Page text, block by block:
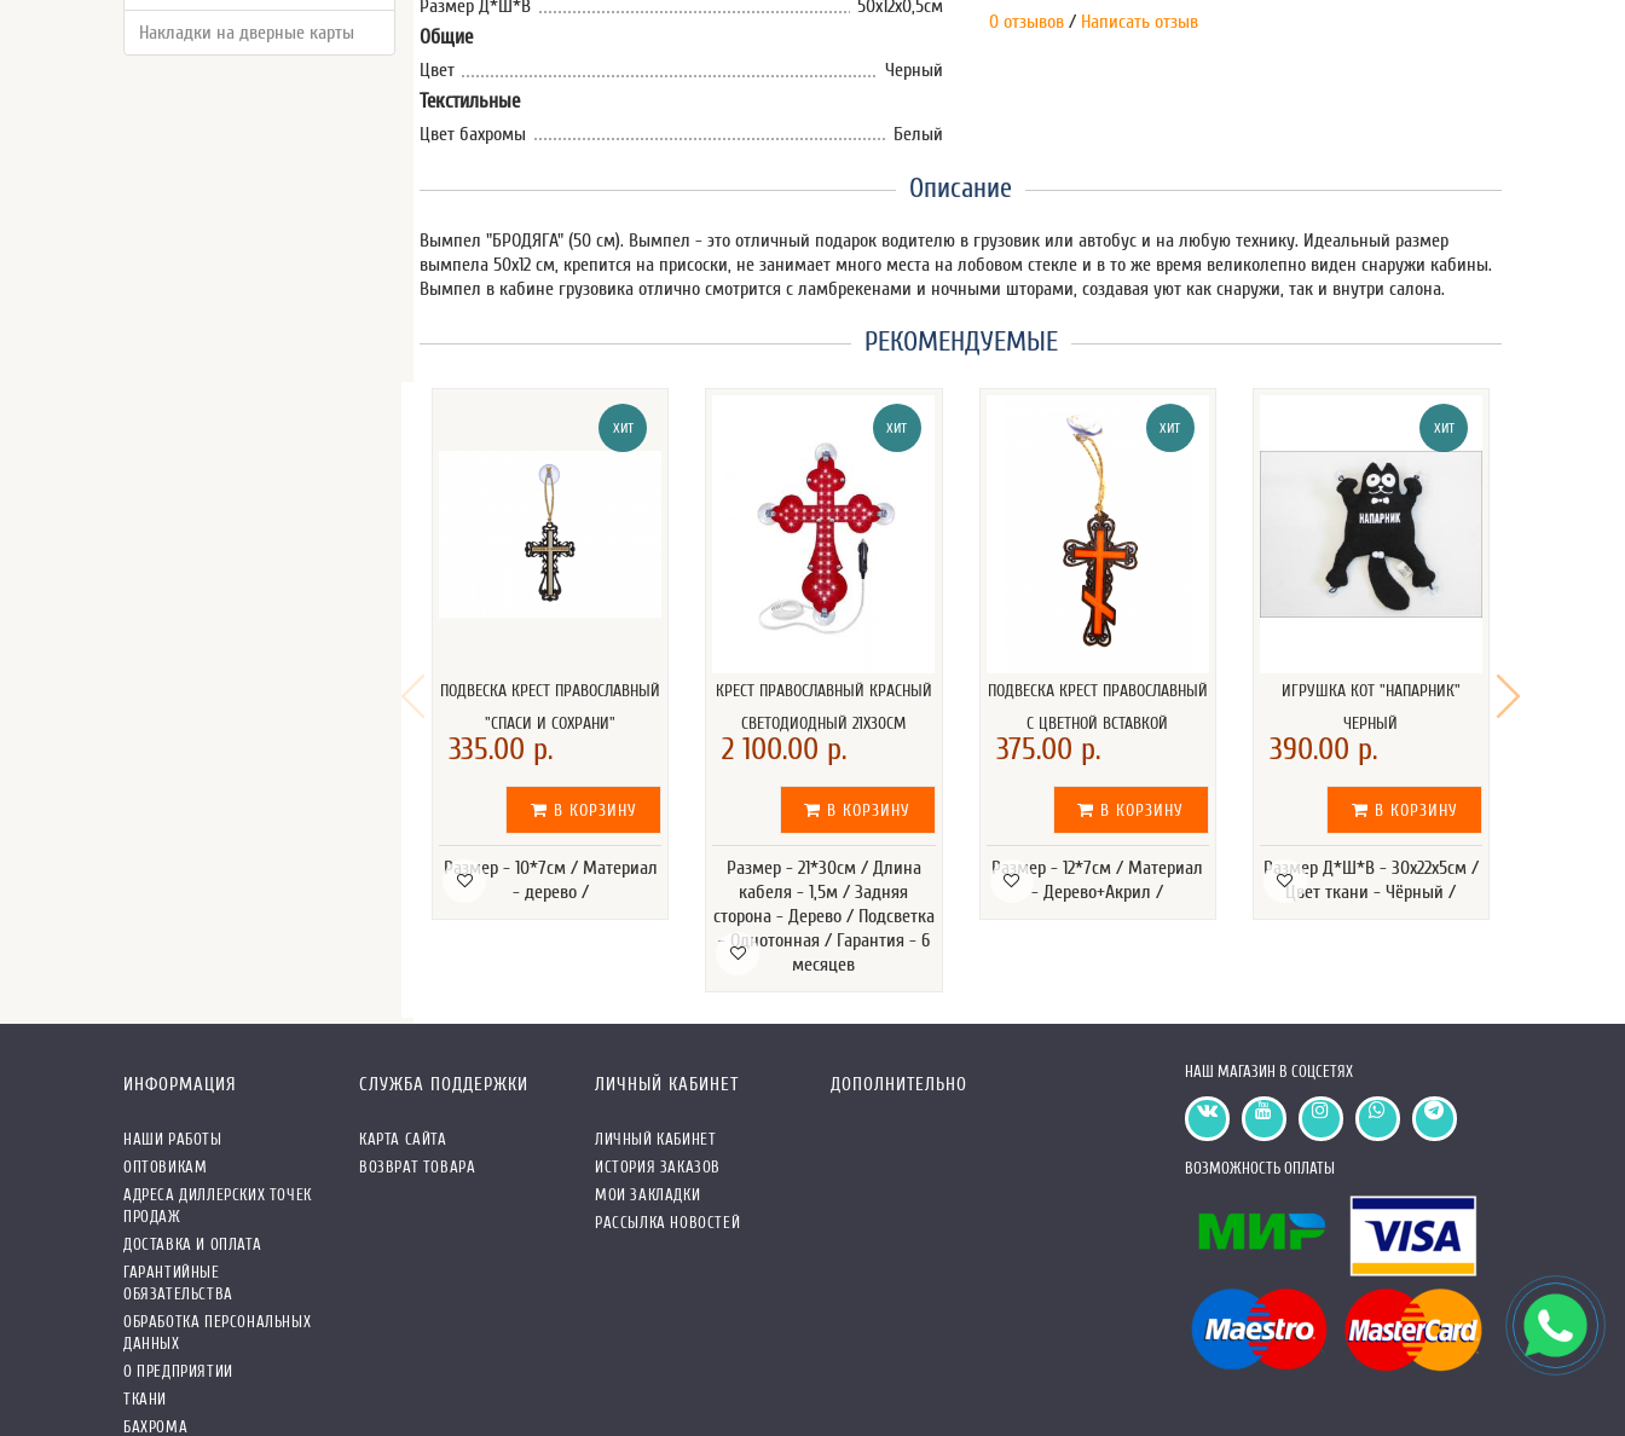
Накладки на дверные карты
Размер Д*Ш*В 50х12х0,5см
Общие
Цвет Черный
Текстильные
Цвет бахромы Белый
0 отзывов / Написать отзыв
Описание
Вымпел "БРОДЯГА" (50 см). Вымпел - это отличный подарок водителю в грузовик или автобус и на любую технику. Идеальный размер
вымпела 50х12 см, крепится на присоски, не занимает много места на лобовом стекле и в то же время великолепно виден снаружи кабины.
Вымпел в кабине грузовика отлично смотрится с ламбрекенами и ночными шторами, создавая уют как снаружи, так и внутри салона.
РЕКОМЕНДУЕМЫЕ
ХИТ
ПОДВЕСКА КРЕСТ ПРАВОСЛАВНЫЙ
"СПАСИ И СОХРАНИ"
335.00 р.
В КОРЗИНУ
Размер - 10*7см / Материал
- дерево /
ХИТ
КРЕСТ ПРАВОСЛАВНЫЙ КРАСНЫЙ
СВЕТОДИОДНЫЙ 21Х30СМ
2 100.00 р.
В КОРЗИНУ
Размер - 21*30см / Длина
кабеля - 1,5м / Задняя
сторона - Дерево / Подсветка
- Однотонная / Гарантия - 6
месяцев
ХИТ
ПОДВЕСКА КРЕСТ ПРАВОСЛАВНЫЙ
С ЦВЕТНОЙ ВСТАВКОЙ
375.00 р.
В КОРЗИНУ
Размер - 12*7см / Материал
- Дерево+Акрил /
ХИТ
ИГРУШКА КОТ "НАПАРНИК"
ЧЕРНЫЙ
390.00 р.
В КОРЗИНУ
Размер Д*Ш*В - 30х22х5см /
Цвет ткани - Чёрный /
ИНФОРМАЦИЯ
НАШИ РАБОТЫ
ОПТОВИКАМ
АДРЕСА ДИЛЛЕРСКИХ ТОЧЕК
ПРОДАЖ
ДОСТАВКА И ОПЛАТА
ГАРАНТИЙНЫЕ
ОБЯЗАТЕЛЬСТВА
ОБРАБОТКА ПЕРСОНАЛЬНЫХ
ДАННЫХ
О ПРЕДПРИЯТИИ
ТКАНИ
БАХРОМА
СЛУЖБА ПОДДЕРЖКИ
КАРТА САЙТА
ВОЗВРАТ ТОВАРА
ЛИЧНЫЙ КАБИНЕТ
ЛИЧНЫЙ КАБИНЕТ
ИСТОРИЯ ЗАКАЗОВ
МОИ ЗАКЛАДКИ
РАССЫЛКА НОВОСТЕЙ
ДОПОЛНИТЕЛЬНО
НАШ МАГАЗИН В СОЦСЕТЯХ
ВОЗМОЖНОСТЬ ОПЛАТЫ